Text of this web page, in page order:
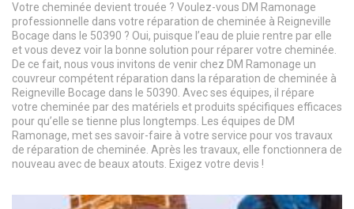
Votre cheminée devient trouée ? Voulez-vous DM Ramonage
professionnelle dans votre réparation de cheminée à Reigneville
Bocage dans le 50390 ? Oui, puisque l’eau de pluie rentre par elle
et vous devez voir la bonne solution pour réparer votre cheminée.
De ce fait, nous vous invitons de venir chez DM Ramonage un
couvreur compétent réparation dans la réparation de cheminée à
Reigneville Bocage dans le 50390. Avec ses équipes, il répare
votre cheminée par des matériels et produits spécifiques efficaces
pour qu’elle se tienne plus longtemps. Les équipes de DM
Ramonage, met ses savoir-faire à votre service pour vos travaux
de réparation de cheminée. Après les travaux, elle fonctionnera de
nouveau avec de beaux atouts. Exigez votre devis !